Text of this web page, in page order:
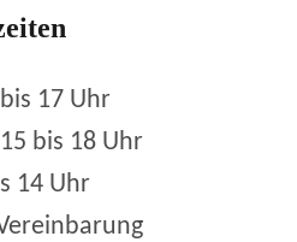
17 Uhr
bis 18 Uhr
14 Uhr